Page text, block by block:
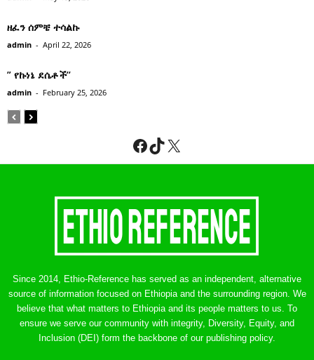
ዘፈን ሰምቼ ተሳልኩ
admin - April 22, 2026
” የኩነኔ ደሴቶች’’
admin - February 25, 2026
Facebook
TikTok
X
Since 2014, Ethio-Reference has served as an independent, alternative
source of information focused on Ethiopia and the surrounding region. We
believe that what matters to Ethiopia and its people matters to us. To
ensure we serve our community with integrity, Diversity, Equity, and
Inclusion (DEI) form the backbone of our publishing policy.